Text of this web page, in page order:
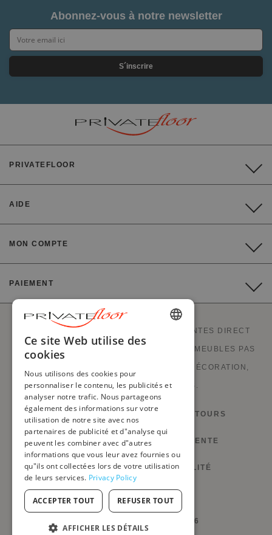
Abonnez-vous à notre newsletter
S´inscrire
PRIVATEFLOOR
AIDE
MON COMPTE
PAIEMENT
PRIVATEFLOOR EST LE 1ER SITE DE VENTES DIRECT
USINES ET BONS PLANS À PRIX USINES. MEUBLES PAS
CHERS, MOBILIER DESIGN, CANAPÉS, DÉCORATION,
LUMINAIRES ET CHEMINÉES.
DROIT DE RÉTRACTATION ET RETOURS
CONDITIONS GÉNÉRALES DE VENTE
POLITIQUE DE CONFIDENTIALITÉ
GÉRER MES COOKIES
@PRIVATEFLOOR.COM 2026
ENGLISH
GERMAN
PORTUGUESE
Ce site Web utilise des
cookies
Nous utilisons des cookies pour
personnaliser le contenu, les publicités et
analyser notre trafic. Nous partageons
également des informations sur votre
utilisation de notre site avec nos
partenaires de publicité et d"analyse qui
peuvent les combiner avec d"autres
informations que vous leur avez fournies ou
qu"ils ont collectées lors de votre utilisation
de leurs services. Privacy Policy
ACCEPTER TOUT REFUSER TOUT
AFFICHER LES DÉTAILS